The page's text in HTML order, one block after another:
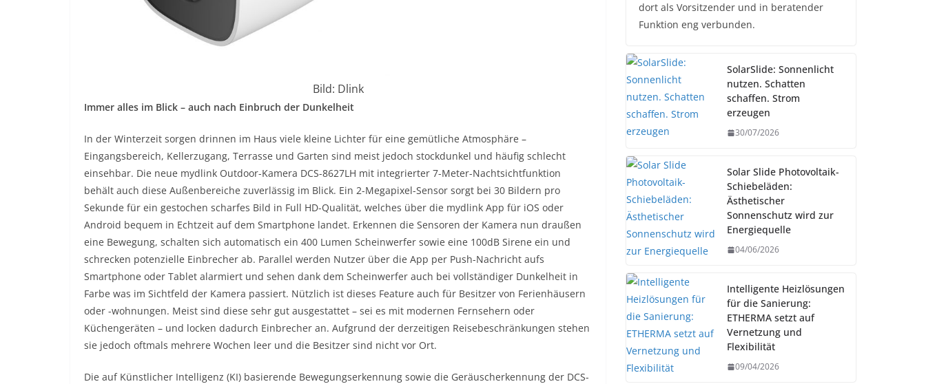
Bild: Dlink
Immer alles im Blick – auch nach Einbruch der Dunkelheit
In der Winterzeit sorgen drinnen im Haus viele kleine Lichter für eine gemütliche Atmosphäre –
Eingangsbereich, Kellerzugang, Terrasse und Garten sind meist jedoch stockdunkel und häufig schlecht
einsehbar. Die neue mydlink Outdoor-Kamera DCS-8627LH mit integrierter 7-Meter-Nachtsichtfunktion
behält auch diese Außenbereiche zuverlässig im Blick. Ein 2-Megapixel-Sensor sorgt bei 30 Bildern pro
Sekunde für ein gestochen scharfes Bild in Full HD-Qualität, welches über die mydlink App für iOS oder
Android bequem in Echtzeit auf dem Smartphone landet. Erkennen die Sensoren der Kamera nun draußen
eine Bewegung, schalten sich automatisch ein 400 Lumen Scheinwerfer sowie eine 100dB Sirene ein und
schrecken potenzielle Einbrecher ab. Parallel werden Nutzer über die App per Push-Nachricht aufs
Smartphone oder Tablet alarmiert und sehen dank dem Scheinwerfer auch bei vollständiger Dunkelheit in
Farbe was im Sichtfeld der Kamera passiert. Nützlich ist dieses Feature auch für Besitzer von Ferienhäusern
oder -wohnungen. Meist sind diese sehr gut ausgestattet – sei es mit modernen Fernsehern oder
Küchengeräten – und locken dadurch Einbrecher an. Aufgrund der derzeitigen Reisebeschränkungen stehen
sie jedoch oftmals mehrere Wochen leer und die Besitzer sind nicht vor Ort.
Die auf Künstlicher Intelligenz (KI) basierende Bewegungserkennung sowie die Geräuscherkennung der DCS-
dort als Vorsitzender und in beratender
Funktion eng verbunden.
SolarSlide: Sonnenlicht
nutzen. Schatten
schaffen. Strom
erzeugen
30/07/2026
Solar Slide Photovoltaik-
Schiebeläden:
Ästhetischer
Sonnenschutz wird zur
Energiequelle
04/06/2026
Intelligente Heizlösungen
für die Sanierung:
ETHERMA setzt auf
Vernetzung und
Flexibilität
09/04/2026